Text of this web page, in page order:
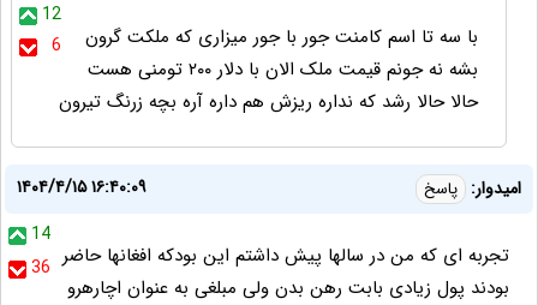
12
6
با سه تا اسم کامنت جور با جور میزاری که ملکت گرون
بشه نه جونم قیمت ملک الان با دلار ۲۰۰ تومنی هست
حالا حالا رشد که نداره ریزش هم داره آره بچه زرنگ‌ تیرون
امیدوار: پاسخ
۱۴۰۴/۴/۱۵ ۱۶:۴۰:۰۹
14
36 تجربه ای که من در سالها پیش داشتم این بودکه افغانها حاضر
بودند پول زیادی بابت رهن بدن ولی مبلغی به عنوان اچارهرو